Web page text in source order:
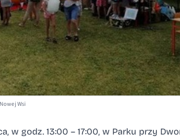
Wsi
w godz. 13:00 – 17:00, w Parku przy